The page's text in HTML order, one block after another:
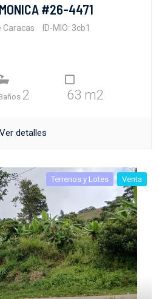
#26-4471
Caracas ID-MIO: 3cb1
2 63 m2
Ver detalles
Terrenos y Lotes Venta